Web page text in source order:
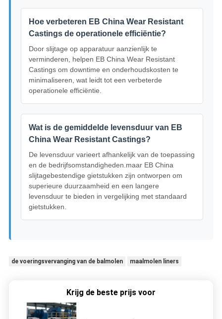
Hoe verbeteren EB China Wear Resistant
Castings de operationele efficiëntie?
Door slijtage op apparatuur aanzienlijk te
verminderen, helpen EB China Wear Resistant
Castings om downtime en onderhoudskosten te
minimaliseren, wat leidt tot een verbeterde
operationele efficiëntie.
Wat is de gemiddelde levensduur van EB
China Wear Resistant Castings?
De levensduur varieert afhankelijk van de toepassing
en de bedrijfsomstandigheden.maar EB China
slijtagebestendige gietstukken zijn ontworpen om
superieure duurzaamheid en een langere
levensduur te bieden in vergelijking met standaard
gietstukken.
de voeringsvervanging van de balmolen maalmolen liners
Krijg de beste prijs voor